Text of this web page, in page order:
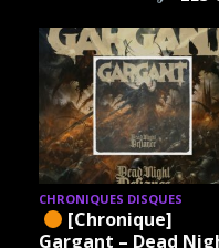
CHRONIQUES DISQUES
[Chronique]
Gargant – Dead